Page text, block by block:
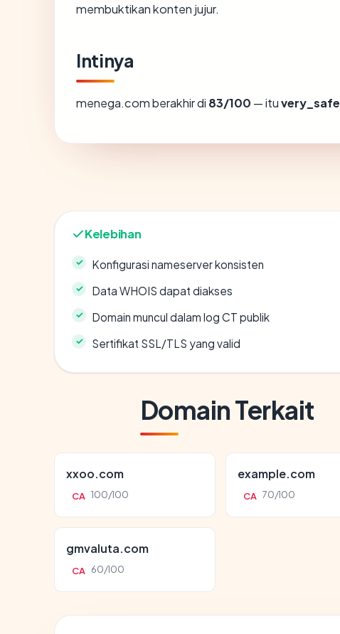
membuktikan konten jujur.
Intinya
menega.com berakhir di 83/100 — ituvery_safe
Kelebihan
Konfigurasi nameserver konsisten
Data WHOIS dapat diakses
Domain muncul dalam log CT publik
Sertifikat SSL/TLS yang valid
Domain Terkait
xxoo.com
CA 100/100
example.com
CA 70/100
gmvaluta.com
CA 60/100